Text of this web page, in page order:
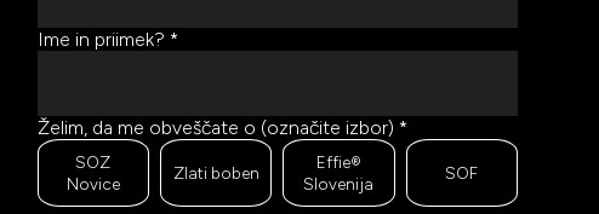
Ime in priimek? *
SOZ
Novice
Zlati boben
Effie®
Slovenija
SOF
Želim, da me obveščate o (označite izbor) *